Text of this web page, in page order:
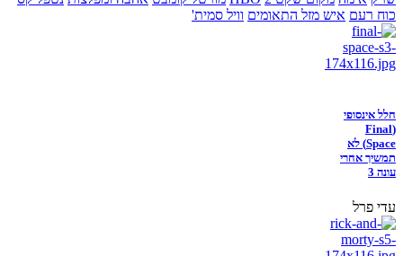
כוח רעם איש מזל התאומים וויל סמית'
חלל אינסופי
(Final
Space) לא
תמשיך אחרי
עונה 3
עדי פרל